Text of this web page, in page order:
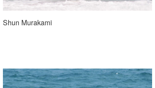
Shun Murakami